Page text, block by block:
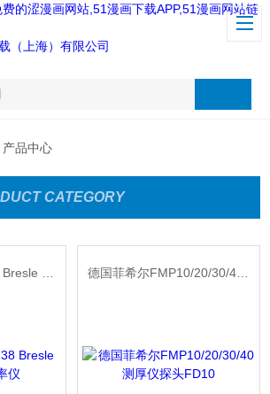
的涩漫画网站,51漫画下载APP,51漫画网站链
产品中心
CATEGORY
英国Elcometer 138 Bresle E138-E电导率仪 德国菲希尔FMP10/20/30/40测厚仪探头FD10